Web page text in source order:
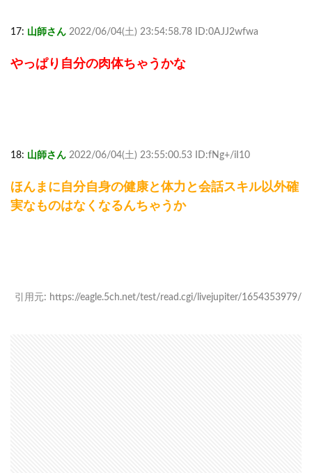
17: 山師さん 2022/06/04(土) 23:54:58.78 ID:0AJJ2wfwa
やっぱり自分の肉体ちゃうかな
18: 山師さん 2022/06/04(土) 23:55:00.53 ID:fNg+/iI10
ほんまに自分自身の健康と体力と会話スキル以外確
実なものはなくなるんちゃうか
引用元: https://eagle.5ch.net/test/read.cgi/livejupiter/1654353979/